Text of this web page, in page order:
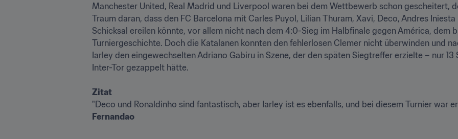
Manchester United, Real Madrid und Liverpool waren bei dem Wettbewerb schon gescheitert,
Traum daran, dass den FC Barcelona mit Carles Puyol, Lilian Thuram, Xavi, Deco, Andres
Schicksal ereilen könnte, vor allem nicht nach dem 4:0-Sieg im Halbfinale gegen América, dem
Turniergeschichte. Doch die Katalanen konnten den fehlerlosen Clemer nicht überwinden und
Iarley den eingewechselten Adriano Gabiru in Szene, der den späten Siegtreffer erzielte – nur
Inter-Tor gezappelt hätte.
Zitat
Fernandao